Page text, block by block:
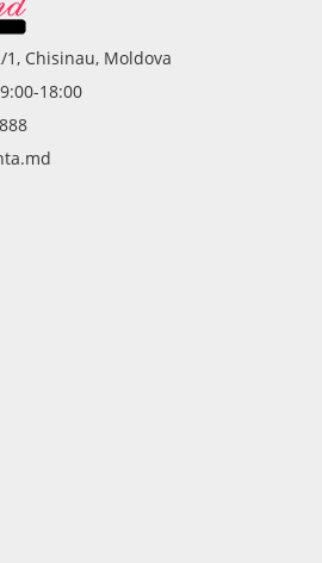
Chisinau, Moldova
18:00